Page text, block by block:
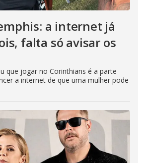
a internet já
falta só avisar os
que jogar no Corinthians é a parte
a internet de que uma mulher pode